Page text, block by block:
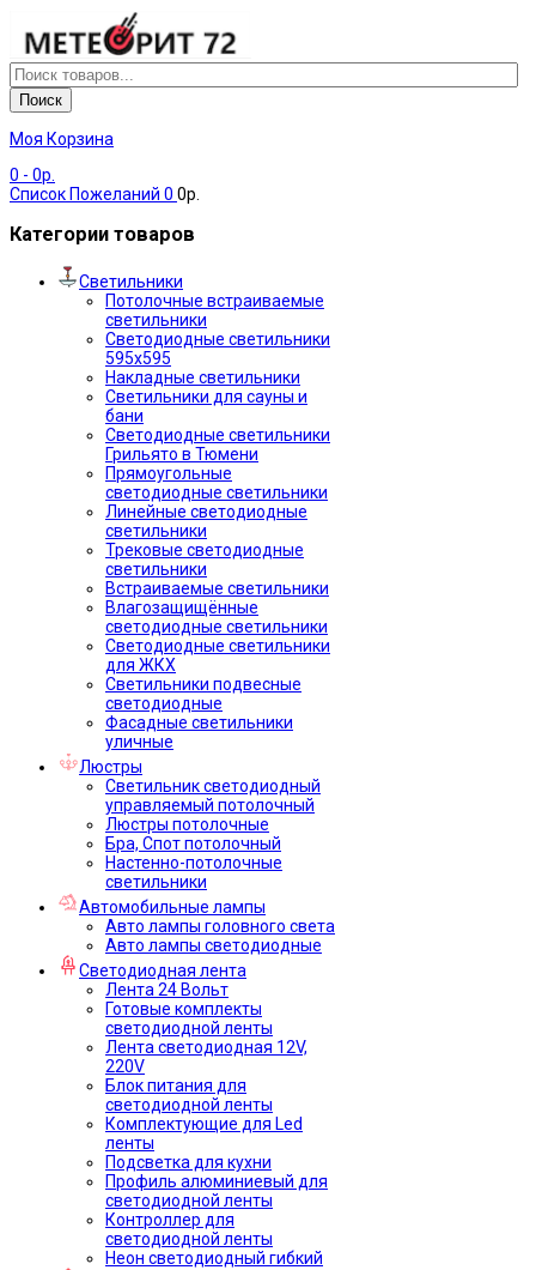
Поиск
Моя Корзина
0 - 0р.
Список Пожеланий 0 0р.
Категории товаров
Светильники
Потолочные встраиваемые
светильники
Светодиодные светильники
595х595
Накладные светильники
Светильники для сауны и
бани
Светодиодные светильники
Грильято в Тюмени
Прямоугольные
светодиодные светильники
Линейные светодиодные
светильники
Трековые светодиодные
светильники
Встраиваемые светильники
Влагозащищённые
светодиодные светильники
Светодиодные светильники
для ЖКХ
Светильники подвесные
светодиодные
Фасадные светильники
уличные
Люстры
Светильник светодиодный
управляемый потолочный
Люстры потолочные
Бра, Спот потолочный
Настенно-потолочные
светильники
Автомобильные лампы
Авто лампы головного света
Авто лампы светодиодные
Светодиодная лента
Лента 24 Вольт
Готовые комплекты
светодиодной ленты
Лента светодиодная 12V,
220V
Блок питания для
светодиодной ленты
Комплектующие для Led
ленты
Подсветка для кухни
Профиль алюминиевый для
светодиодной ленты
Контроллер для
светодиодной ленты
Неон светодиодный гибкий